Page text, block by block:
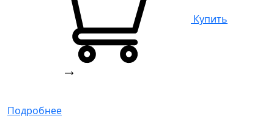
Купить
Подробнее